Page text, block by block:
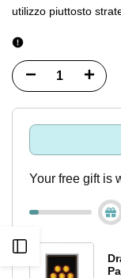
Apri
utilizzo piuttosto
Diminuisci
quantità
Origine Origine
Your free gift is